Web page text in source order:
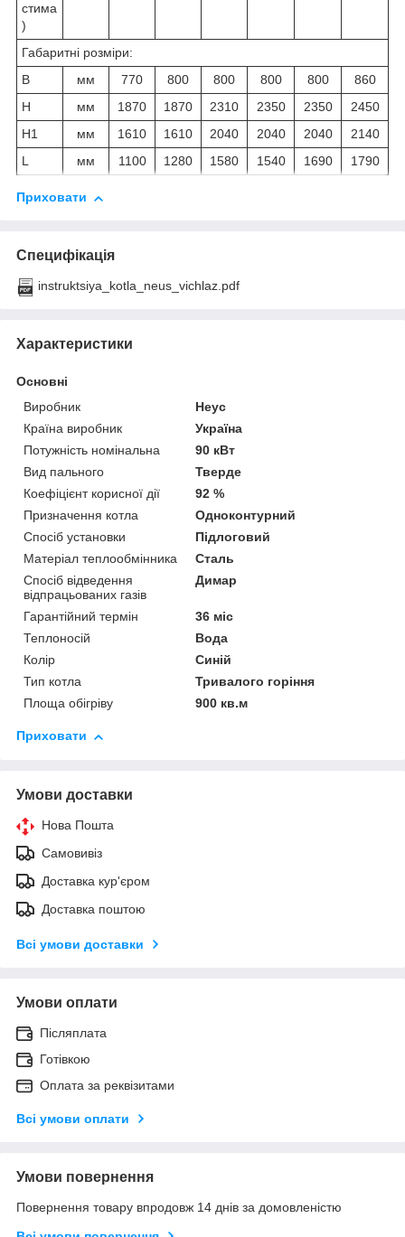
стима
)
Габаритні розміри:
B
мм 770 800 800 800 800
860
H
мм 1870 1870 2310 2350 2350
2450
H1
мм 1610 1610 2040 2040 2040
2140
L
мм 1100 1280 1580 1540 1690 1790
Приховати
Специфікація
instruktsiya_kotla_neus_vichlaz.pdf
Характеристики
Основні
Виробник
Неус
Країна виробник
Україна
Потужність номінальна
90 кВт
Вид пального
Тверде
Коефіцієнт корисної дії
92 %
Призначення котла
Одноконтурний
Спосіб установки
Підлоговий
Матеріал теплообмінника
Сталь
Спосіб відведення
відпрацьованих газів
Димар
Гарантійний термін
36 міс
Теплоносій
Вода
Колір
Синій
Тип котла
Тривалого горіння
Площа обігріву
900 кв.м
Приховати
Умови доставки
Нова Пошта
Самовивіз
Доставка кур'єром
Доставка поштою
Всі умови доставки
Умови оплати
Післяплата
Готівкою
Оплата за реквізитами
Всі умови оплати
Умови повернення
Повернення товару впродовж 14 днів за домовленістю